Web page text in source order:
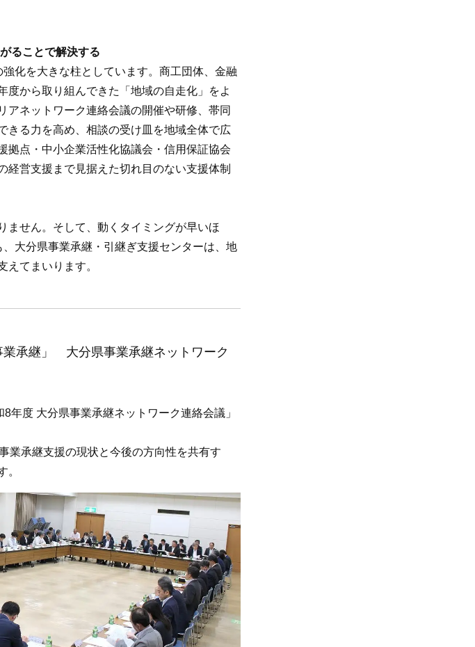
ることで解決する
化を大きな柱としています。商工団体、金融
度から取り組んできた「地域の自走化」をよ
アネットワーク連絡会議の開催や研修、帯同
きる力を高め、相談の受け皿を地域全体で広
拠点・中小企業活性化協議会・信用保証協会
経営支援まで見据えた切れ目のない支援体制
ません。そして、動くタイミングが早いほ
大分県事業承継・引継ぎ支援センターは、地
えてまいります。
業承継」 大分県事業承継ネットワーク
年度 大分県事業承継ネットワーク連絡会議」
業承継支援の現状と今後の方向性を共有す
。